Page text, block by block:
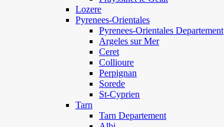
Lozere
Pyrenees-Orientales
Pyrenees-Orientales Departement
Argeles sur Mer
Ceret
Collioure
Perpignan
Sorede
St-Cyprien
Tarn
Tarn Departement